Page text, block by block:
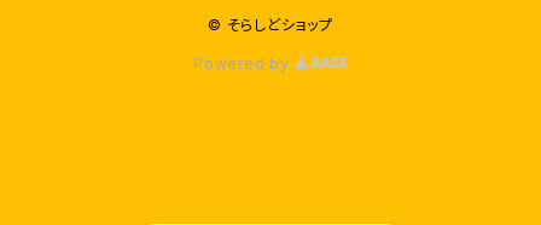
© そらしどショップ
Powered by